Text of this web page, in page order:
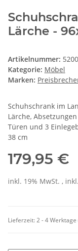
Lärche -
Artikelnummer:
Kategorie: Möbel
Marken:
Schuhschrank im
Lärche,
Türen und 3
38 cm
179,95 €
inkl. 19% MwSt. , inkl.
Lieferzeit:2 - 4 Werktage